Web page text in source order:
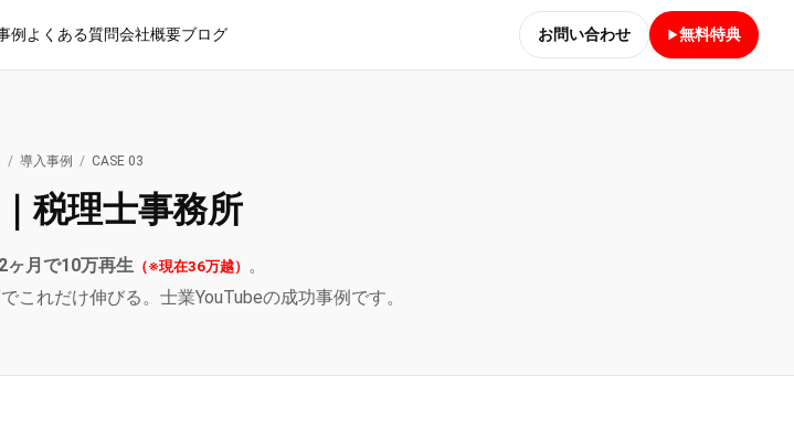
例 よくある質問会社概要ブログ お問い合わせ 無料特典
/ 導入事例 / CASE 03
税理士事務所
2ヶ月で10万再生（※現在36万越） 。
これだけ伸びる。士業YouTubeの成功事例です。